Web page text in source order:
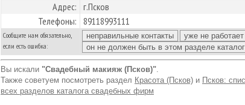
Адрес: г.Псков
Телефоны: 89118993111
Сообщите нам обязательно,
если есть ошибка:
Вы искали "Свадебный макияж (Псков)".
Также советуем посмотреть раздел Красота (Псков) и Псков:
всех разделов каталога свадебных фирм